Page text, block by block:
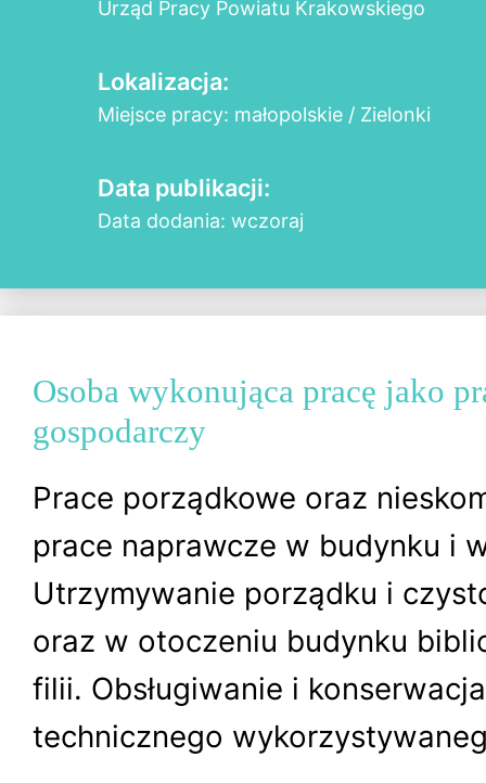
Urząd Pracy Powiatu Krakowskiego
Lokalizacja:
Miejsce pracy: małopolskie / Zielonki
Data publikacji:
Data dodania: wczoraj
Osoba wykonująca pracę jako
gospodarczy
Prace porządkowe oraz
prace naprawcze w budynku i
Utrzymywanie porządku i
oraz w otoczeniu budynku
filii. Obsługiwanie i
technicznego